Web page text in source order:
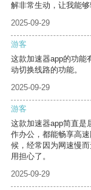
解非常生动，让我能够
2025-09-29
游客
这款加速器app的功能
动切换线路的功能。
2025-09-29
游客
这款加速器app简直是
作办公，都能畅享高
候，经常因为网速慢
用担心了。
2025-09-29